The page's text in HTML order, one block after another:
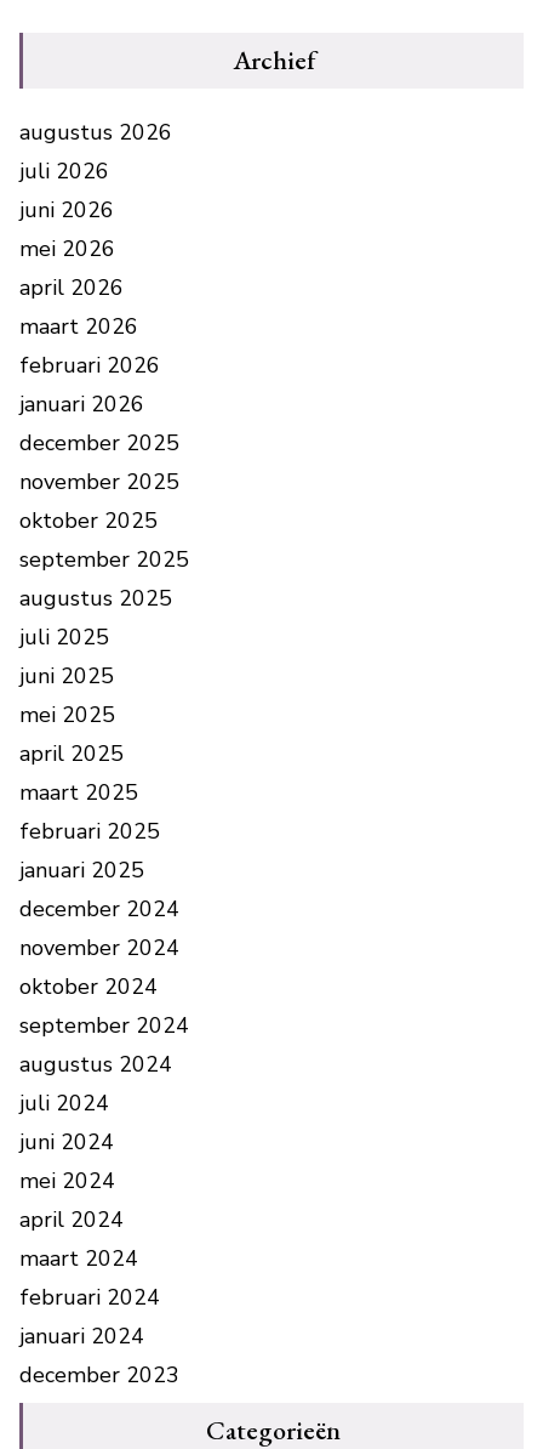
Archief
augustus 2026
juli 2026
juni 2026
mei 2026
april 2026
maart 2026
februari 2026
januari 2026
december 2025
november 2025
oktober 2025
september 2025
augustus 2025
juli 2025
juni 2025
mei 2025
april 2025
maart 2025
februari 2025
januari 2025
december 2024
november 2024
oktober 2024
september 2024
augustus 2024
juli 2024
juni 2024
mei 2024
april 2024
maart 2024
februari 2024
januari 2024
december 2023
Categorieën